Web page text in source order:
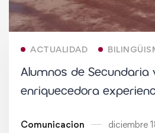
ACTUALIDAD
Alumnos de Secundaria
enriquecedora
Comunicacion diciembre